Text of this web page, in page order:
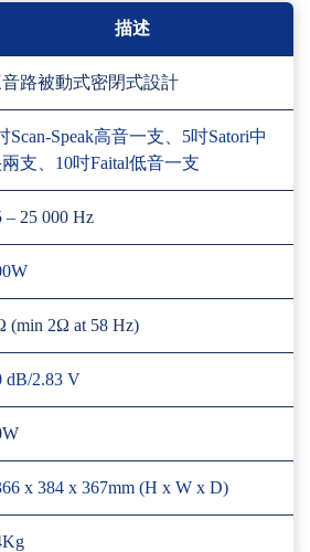
描述
音路被動式密閉式設計
Scan-Speak高音一支、5吋Satori中
支、10吋Faital低音一支
– 25 000 Hz
(min 2Ω at 58 Hz)
dB/2.83 V
x 384 x 367mm (H x W x D)